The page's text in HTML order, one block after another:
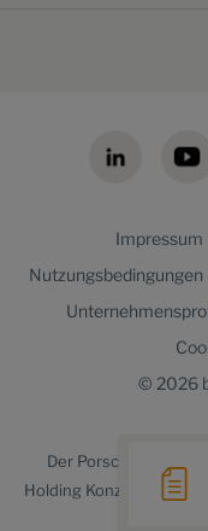
Impressum
Nutzungsbedingungen
© 2026
Der Porsche Holding
Holding